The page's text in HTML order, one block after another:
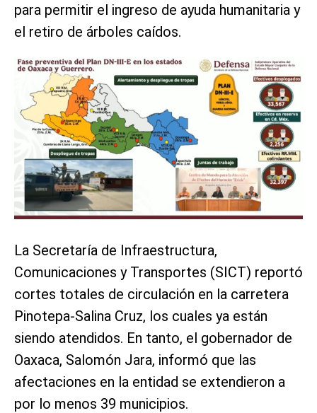
para permitir el ingreso de ayuda humanitaria y
el retiro de árboles caídos.
La Secretaría de Infraestructura,
Comunicaciones y Transportes (SICT) reportó
cortes totales de circulación en la carretera
Pinotepa-Salina Cruz, los cuales ya están
siendo atendidos. En tanto, el gobernador de
Oaxaca, Salomón Jara, informó que las
afectaciones en la entidad se extendieron a
por lo menos 39 municipios.